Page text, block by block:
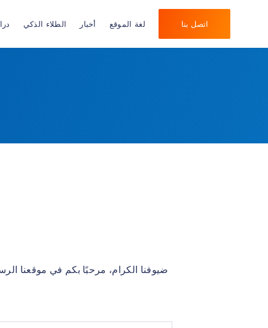
الطلاء الذكي أخبار لغة الموقع اتصل بنا
ضيوفنا الكرام، مرحبًا بكم في موقعنا